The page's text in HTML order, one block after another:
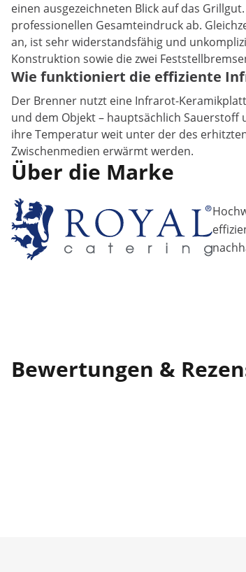
einen ausgezeichneten Blick auf das
professionellen Gesamteindruck ab.
an, ist sehr widerstandsfähig und
Konstruktion sowie die zwei
Wie funktioniert die effiziente
Der Brenner nutzt eine Infrarot-
und dem Objekt – hauptsächlich
ihre Temperatur weit unter der des
Zwischenmedien erwärmt werden.
Über die Marke
Bewertungen &